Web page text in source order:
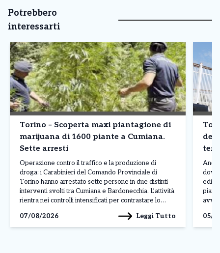
Potrebbero
interessarti
Torino – Scoperta maxi piantagione di
marijuana di 1600 piante a Cumiana.
Sette arresti
Operazione contro il traffico e la produzione di
droga: i Carabinieri del Comando Provinciale di
Torino hanno arrestato sette persone in due distinti
interventi svolti tra Cumiana e Bardonecchia. L’attività
rientra nei controlli intensificati per contrastare lo
territorio. L’operazione più rilevante è stata condotta
a Cumiana, dove […]
07/08/2026 Leggi Tutto
dove
05/